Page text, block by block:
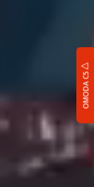
OMODA C5